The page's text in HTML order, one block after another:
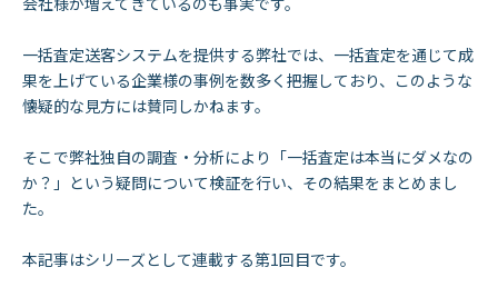
一括査定送客システムを提供する弊社では、一括査定を通じて成
果を上げている企業様の事例を数多く把握しており、このような
懐疑的な見方には賛同しかねます。
そこで弊社独自の調査・分析により「一括査定は本当にダメなの
か？」という疑問について検証を行い、その結果をまとめまし
た。
本記事はシリーズとして連載する第1回目です。